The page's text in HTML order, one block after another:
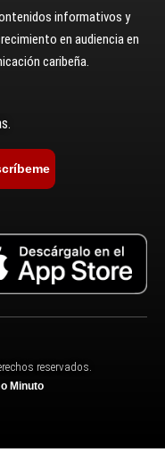
informativos y
en audiencia en
caribeña.
reservados.
Minuto